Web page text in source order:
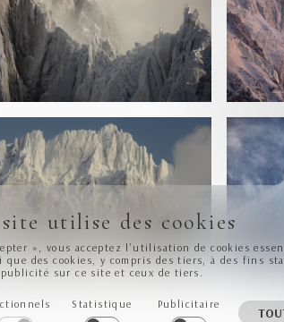
utilise des cookies
», vous acceptez l’utilisation de cookies
des cookies, y compris des tiers, à des fins
publicité sur ce site et ceux de tiers.
Statistique Publicitaire